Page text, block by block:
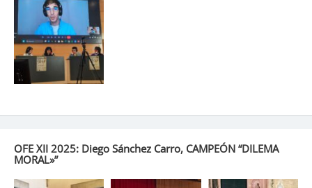
OFE XII 2025: Diego Sánchez Carro, CAMPEÓN “DILEMA
MORAL»”